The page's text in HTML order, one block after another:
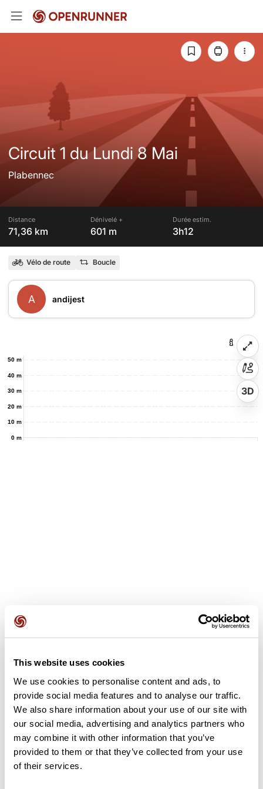
This website uses cookies
We use cookies to personalise content and ads, to
provide social media features and to analyse our traffic.
We also share information about your use of our site with
our social media, advertising and analytics partners who
may combine it with other information that you’ve
provided to them or that they’ve collected from your use
of their services.
Circuit 1 du Lundi 8 Mai
Plabennec
Distance
71,36 km
Dénivelé +
601 m
Durée estim.
3h12
Vélo de route Boucle
A andijest
0 m
10 m
20 m
30 m
40 m
50 m
3D
Avis des utilisateurs
Soyez le premier à ajouter un avis !
Ajouter un avis
Résumé